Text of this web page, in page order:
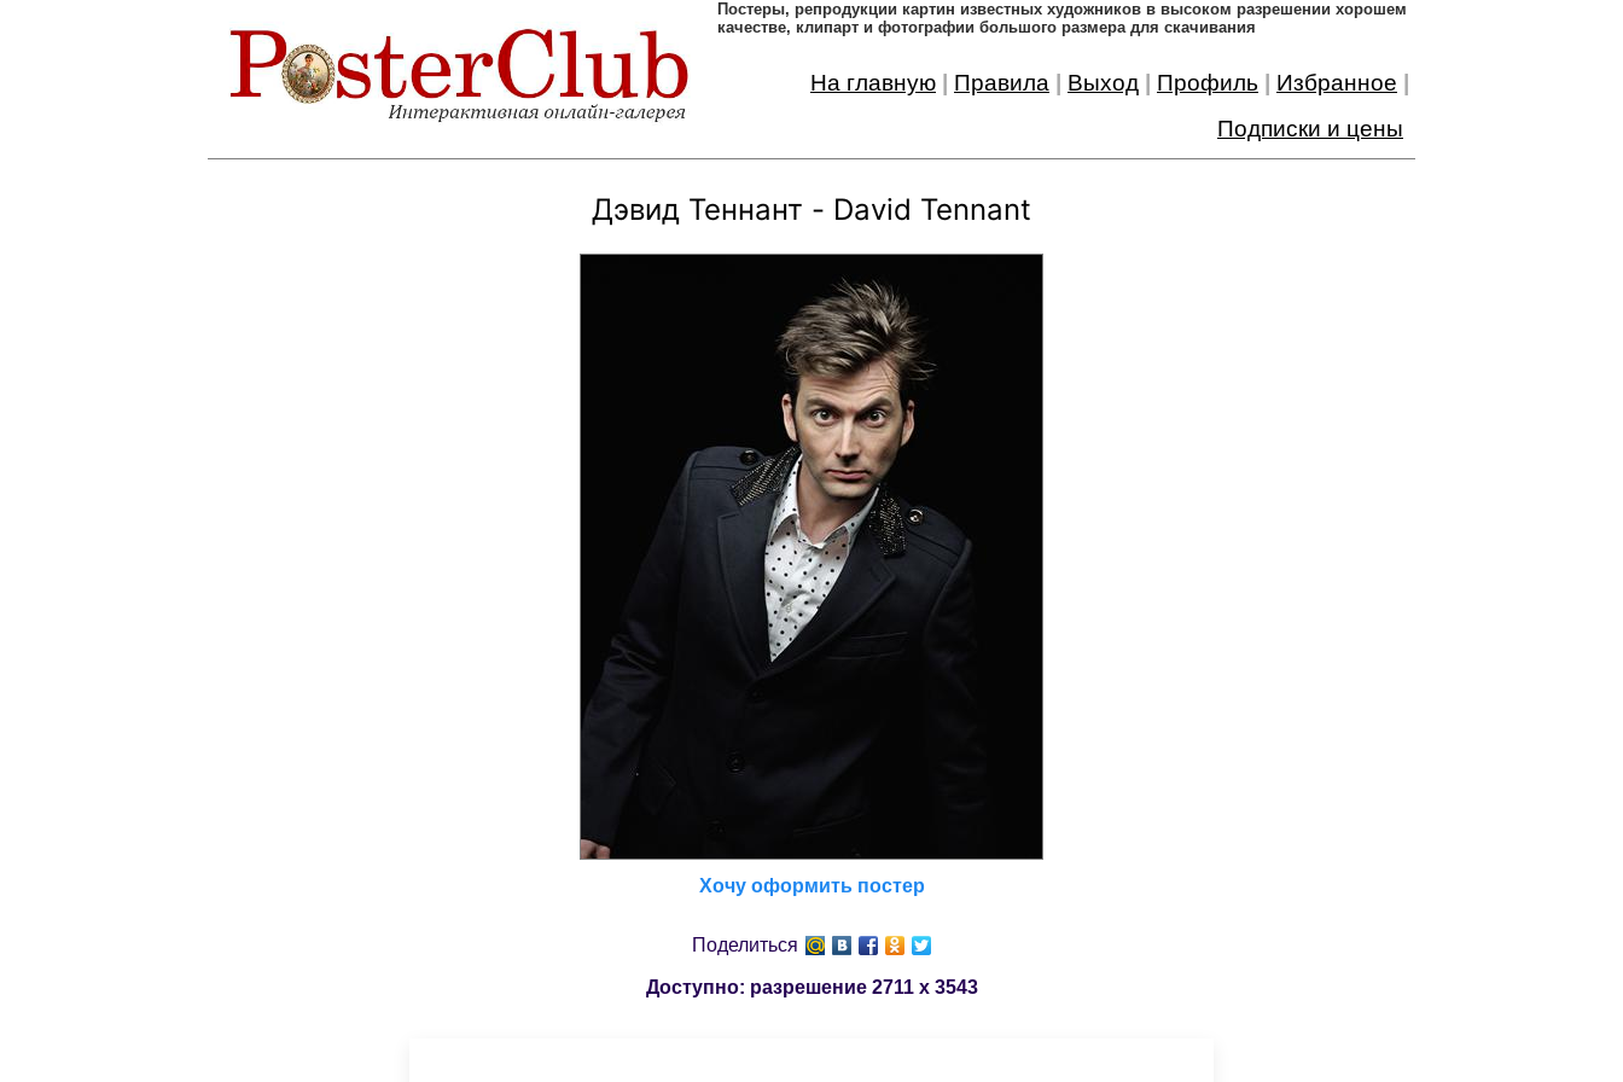
Постеры, pепродукции картин известных художников в высоком разрешении хорошем
качестве, клипарт и фотографии большого размера для скачивания
На главную Правила Выход Профиль Избранное
Подписки и цены
Дэвид Теннант - David Tennant
Хочу оформить постер
Поделиться
Доступно: разрешение 2711 x 3543